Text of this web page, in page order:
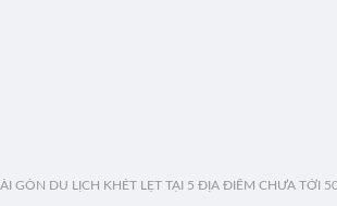
GÒN DU LỊCH KHÉT LẸT TẠI 5 ĐỊA ĐIỂM CHƯA TỚI